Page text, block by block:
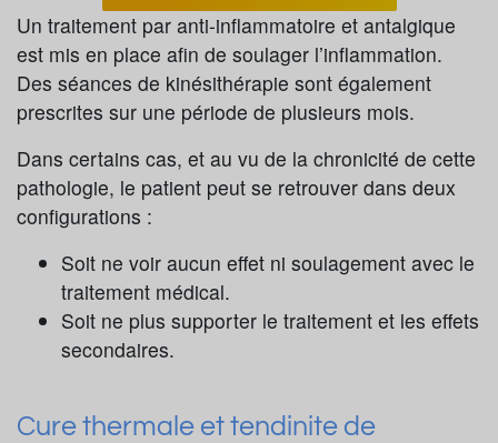
Un traitement par anti-inflammatoire et antalgique
est mis en place afin de soulager l’inflammation.
Des séances de kinésithérapie sont également
prescrites sur une période de plusieurs mois.
Dans certains cas, et au vu de la chronicité de cette
pathologie, le patient peut se retrouver dans deux
configurations :
Soit ne voir aucun effet ni soulagement avec le
traitement médical.
Soit ne plus supporter le traitement et les effets
secondaires.
Cure thermale et tendinite de